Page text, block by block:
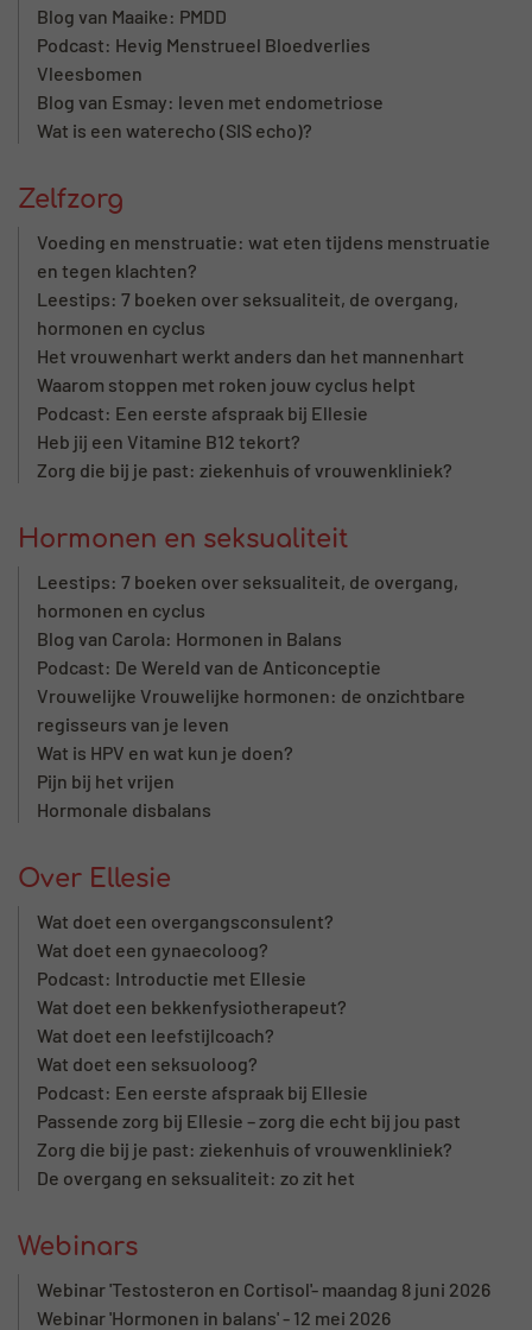
Blog van Maaike: PMDD
Podcast: Hevig Menstrueel Bloedverlies
Vleesbomen
Blog van Esmay: leven met endometriose
Wat is een waterecho (SIS echo)?
Zelfzorg
Voeding en menstruatie: wat eten tijdens menstruatie
en tegen klachten?
Leestips: 7 boeken over seksualiteit, de overgang,
hormonen en cyclus
Het vrouwenhart werkt anders dan het mannenhart
Waarom stoppen met roken jouw cyclus helpt
Podcast: Een eerste afspraak bij Ellesie
Heb jij een Vitamine B12 tekort?
Zorg die bij je past: ziekenhuis of vrouwenkliniek?
Hormonen en seksualiteit
Leestips: 7 boeken over seksualiteit, de overgang,
hormonen en cyclus
Blog van Carola: Hormonen in Balans
Podcast: De Wereld van de Anticonceptie
Vrouwelijke Vrouwelijke hormonen: de onzichtbare
regisseurs van je leven
Wat is HPV en wat kun je doen?
Pijn bij het vrijen
Hormonale disbalans
Over Ellesie
Wat doet een overgangsconsulent?
Wat doet een gynaecoloog?
Podcast: Introductie met Ellesie
Wat doet een bekkenfysiotherapeut?
Wat doet een leefstijlcoach?
Wat doet een seksuoloog?
Podcast: Een eerste afspraak bij Ellesie
Passende zorg bij Ellesie – zorg die echt bij jou past
Zorg die bij je past: ziekenhuis of vrouwenkliniek?
De overgang en seksualiteit: zo zit het
Webinars
Webinar 'Testosteron en Cortisol'- maandag 8 juni 2026
Webinar 'Hormonen in balans' - 12 mei 2026